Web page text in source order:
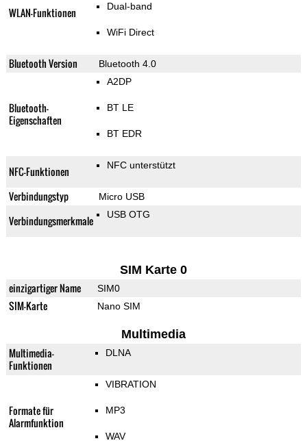
WLAN-Funktionen Dual-band
WiFi Direct
Bluetooth Version Bluetooth 4.0
Bluetooth-
Eigenschaften
A2DP
BT LE
BT EDR
NFC-Funktionen NFC unterstützt
Verbindungstyp Micro USB
Verbindungsmerkmale USB OTG
SIM Karte 0
einzigartiger Name SIM0
SIM-Karte Nano SIM
Multimedia
Multimedia-
Funktionen
DLNA
Formate für
Alarmfunktion
VIBRATION
MP3
WAV